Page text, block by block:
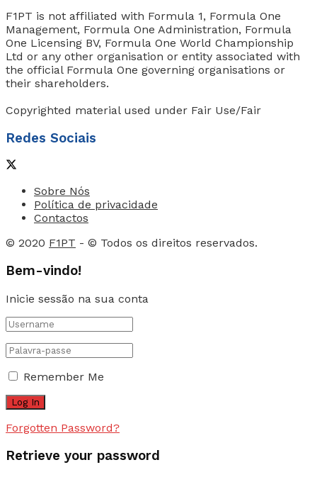
F1PT is not affiliated with Formula 1, Formula One
Management, Formula One Administration, Formula
One Licensing BV, Formula One World Championship
Ltd or any other organisation or entity associated with
the official Formula One governing organisations or
their shareholders.
Copyrighted material used under Fair Use/Fair
Redes Sociais
Sobre Nós
Política de privacidade
Contactos
© 2020 F1PT - © Todos os direitos reservados.
Bem-vindo!
Inicie sessão na sua conta
Remember Me
Forgotten Password?
Retrieve your password